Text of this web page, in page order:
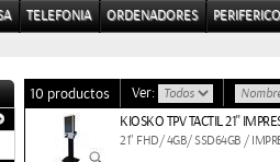
TELEFONIA ORDENADORES
10 productos Ver:
KIOSKO TPV TACTIL 21''
21" FHD/ 4GB/ SSD64GB /